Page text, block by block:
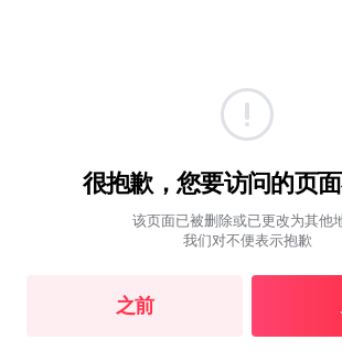
很抱歉，您要访问的页
该页面已被删除或已更改为其他
我们对不便表示抱歉
之前